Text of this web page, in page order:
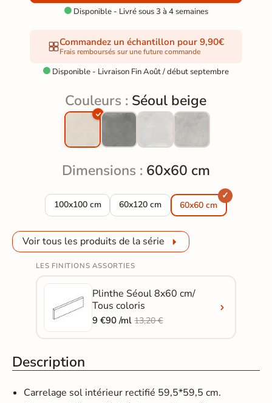
Disponible - Livré sous 3 à 4 semaines
Commandez un échantillon pour 9,90€
Frais remboursés sur une future commande
 Disponible - Livraison Fin Août / début septembre
Couleurs : Séoul beige
Dimensions : 60x60 cm
100x100 cm
Carrelage sol effet béton Séoul beige 100x100 cm
60x120 cm
Carrelage sol effet béton Séoul beige
60x60 cm
Voir tous les produits de la série
LES FINITIONS ASSORTIES
Plinthe Séoul 8x60 cm/
Tous coloris
9 €90 /ml13,20 €
Description
Carrelage sol intérieur rectifié 59,5*59,5 cm.